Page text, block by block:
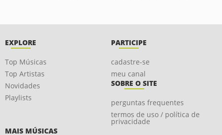
EXPLORE
Top Músicas
Top Artistas
Novidades
Playlists
PARTICIPE
cadastre-se
meu canal
SOBRE O SITE
perguntas frequentes
termos de uso / política de
privacidade
MAIS MÚSICAS